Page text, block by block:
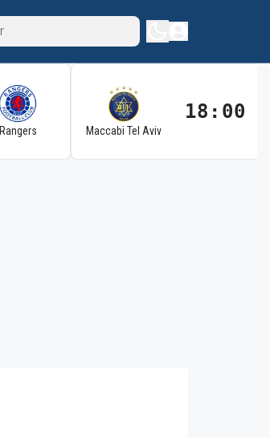
Rangers Maccabi Tel Aviv
18:00